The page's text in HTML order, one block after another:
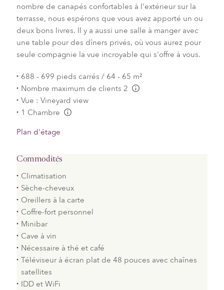
nombre de canapés confortables à l'extérieur sur la
terrasse, nous espérons que vous avez apporté un ou
deux bons livres. Il y a aussi une salle à manger avec
une table pour des dîners privés, où vous aurez pour
seule compagnie la vue incroyable qui s'offre à vous.
688 - 699 pieds carrés / 64 - 65 m²
Nombre maximum de clients 2
Vue : Vineyard view
1 Chambre
Plan d'étage
Commodités
Climatisation
Sèche-cheveux
Oreillers à la carte
Coffre-fort personnel
Minibar
Cave à vin
Nécessaire à thé et café
Téléviseur à écran plat de 48 pouces avec chaînes
satellites
IDD et WiFi